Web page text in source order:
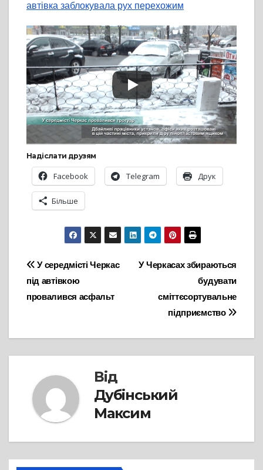
автівка заблокувала рух перехожим
Надіслати друзям
Facebook Telegram Друк
Більше
Навігація
записів
У Черкасах збираються
будувати
сміттєсортувальне
підприємство
У середмісті Черкас
під автівкою
провалився асфальт
Від
Дубінський
Максим